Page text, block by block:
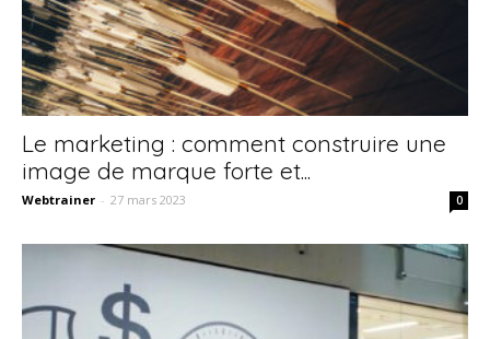
Le marketing : comment construire une
image de marque forte et...
Webtrainer - 27 mars 2023 0